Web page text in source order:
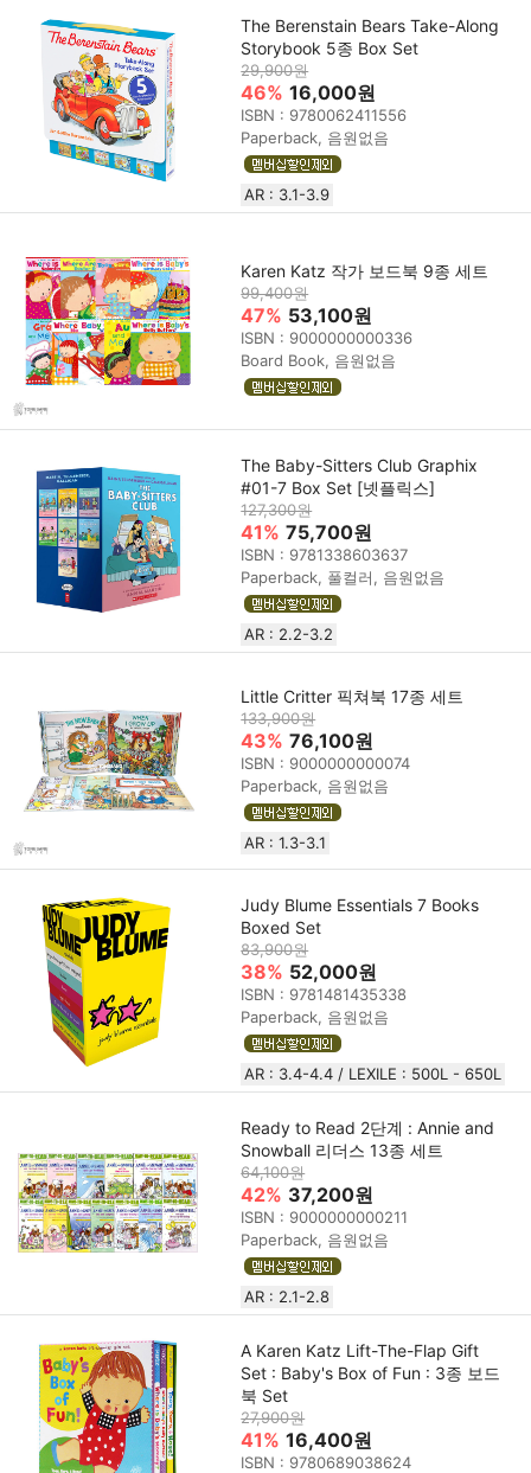
The Berenstain Bears Take-Along
Storybook 5종 Box Set
29,900원
46% 16,000원
ISBN : 9780062411556
Paperback, 음원없음
AR : 3.1-3.9
Karen Katz 작가 보드북 9종 세트
99,400원
47% 53,100원
ISBN : 9000000000336
Board Book, 음원없음
The Baby-Sitters Club Graphix
#01-7 Box Set [넷플릭스]
127,300원
41% 75,700원
ISBN : 9781338603637
Paperback, 풀컬러, 음원없음
AR : 2.2-3.2
Little Critter 픽쳐북 17종 세트
133,900원
43% 76,100원
ISBN : 9000000000074
Paperback, 음원없음
AR : 1.3-3.1
Judy Blume Essentials 7 Books
Boxed Set
83,900원
38% 52,000원
ISBN : 9781481435338
Paperback, 음원없음
AR : 3.4-4.4 / LEXILE : 500L - 650L
Ready to Read 2단계 : Annie and
Snowball 리더스 13종 세트
64,100원
42% 37,200원
ISBN : 9000000000211
Paperback, 음원없음
AR : 2.1-2.8
A Karen Katz Lift-The-Flap Gift
Set : Baby's Box of Fun : 3종 보드
북 Set
27,900원
41% 16,400원
ISBN : 9780689038624